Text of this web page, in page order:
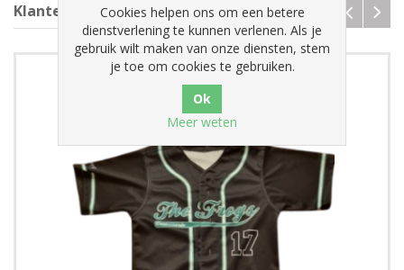
Klanten die dit kochten, kochten ook.
Cookies helpen ons om een betere
dienstverlening te kunnen verlenen. Als je
gebruik wilt maken van onze diensten, stem
je toe om cookies te gebruiken.
Meer weten